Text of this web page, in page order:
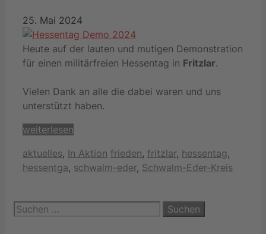
25. Mai 2024
Heute auf der lauten und mutigen Demonstration
für einen militärfreien Hessentag in Fritzlar.
Vielen Dank an alle die dabei waren und uns
unterstützt haben.
weiterlesen
Kategorien
aktuelles, In Aktion Schlagwörter
frieden, fritzlar, hessentag,
hessentga, schwalm-eder, Schwalm-Eder-Kreis
Suchen
nach: